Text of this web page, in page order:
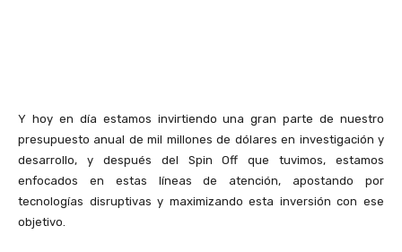
Y hoy en día estamos invirtiendo una gran parte de nuestro
presupuesto anual de mil millones de dólares en investigación y
desarrollo, y después del Spin Off que tuvimos, estamos
enfocados en estas líneas de atención, apostando por
tecnologías disruptivas y maximizando esta inversión con ese
objetivo.